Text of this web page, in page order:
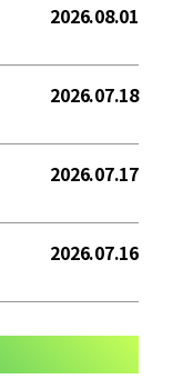
2026.08.01
2026.07.18
2026.07.17
2026.07.16